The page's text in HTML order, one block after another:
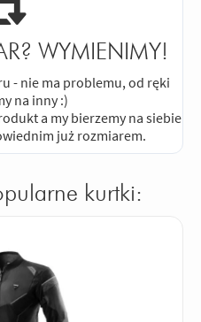
WYMIENIMY!
- nie ma problemu, od ręki
na inny :)
a my bierzemy na siebie
już rozmiarem.
kurtki: